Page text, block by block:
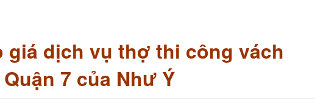
giá dịch vụ thợ thi công vách
7 của Như Ý